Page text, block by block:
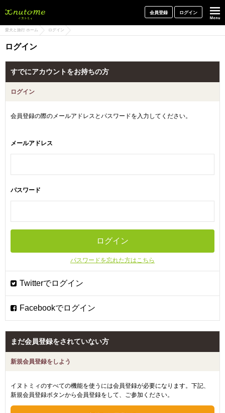
会員登録 ログイン
愛犬と旅行 ホーム ログイン
ログイン
すでにアカウントをお持ちの方
ログイン
会員登録の際のメールアドレスとパスワードを入力してください。
メールアドレス
パスワード
パスワードを忘れた方はこちら
まだ会員登録をされていない方
新規会員登録をしよう
イヌトミィのすべての機能を使うには会員登録が必要になります。下記、
新規会員登録ボタンから会員登録をして、ご参加ください。